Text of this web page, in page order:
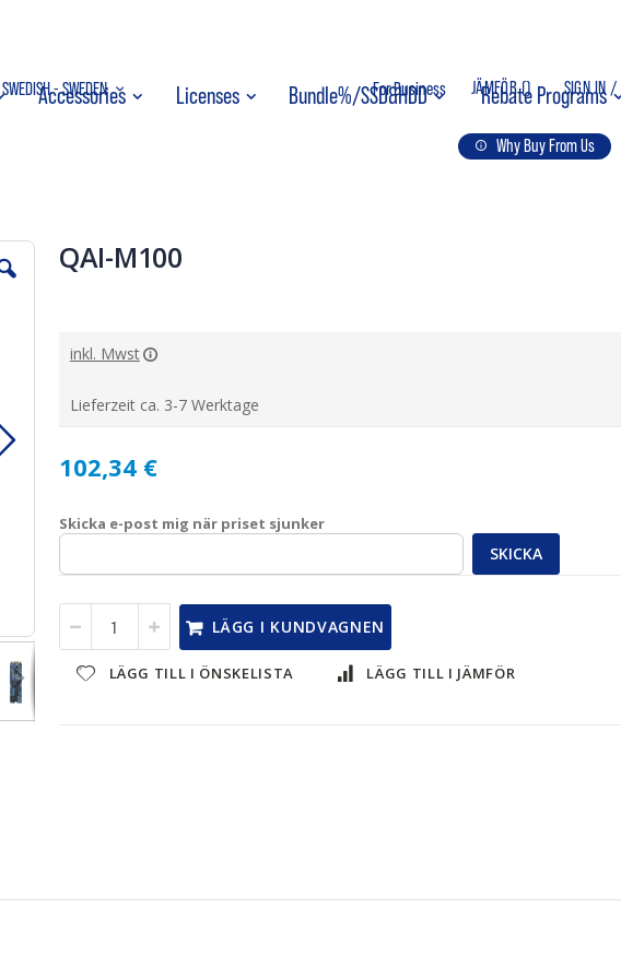
SPRÅK
SWEDISH - SWEDEN JÄMFÖR () SIGN IN /
For Business
Accessories Licenses Bundle%/SSD&HDD Rebate Programs
Why Buy From Us
QAI-M100
QAI-M100
inkl. Mwst
Lieferzeit ca. 3-7 Werktage
102,34 €
Skicka e-post mig när priset sjunker
SKICKA
LÄGG I KUNDVAGNEN
LÄGG TILL I ÖNSKELISTA LÄGG TILL I JÄMFÖR